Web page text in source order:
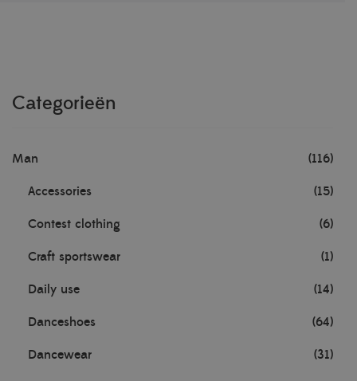
Categorieën
Man (116)
Accessories (15)
Contest clothing (6)
Craft sportswear (1)
Daily use (14)
Danceshoes (64)
Dancewear (31)